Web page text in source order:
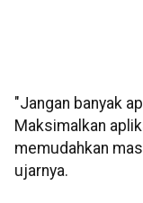
"Jangan banyak
Maksimalkan
memudahkan
ujarnya.